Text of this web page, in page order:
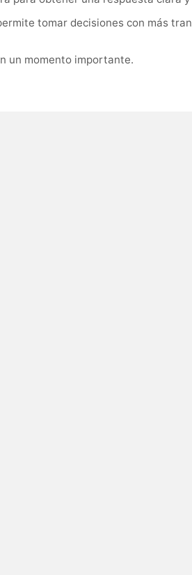
tomar decisiones con más
un momento importante.